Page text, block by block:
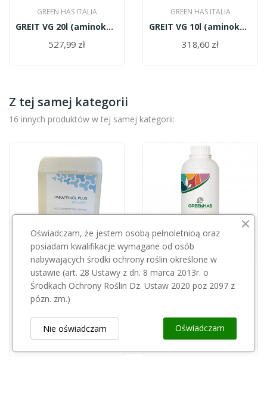
GREEN HAS ITALIA
GREIT VG 20l (aminokwasy roślinne)
527,99 zł
GREEN HAS ITALIA
GREIT VG 10l (aminokwasy roślinne)
318,60 zł
Z tej samej kategorii
16 innych produktów w tej samej kategorii:
Olej Parafinol 20l
260,00 zł
Przepraszamy, ten produkt
jest niedostępny.
510,00 zł
Oświadczam, że jestem osobą pełnoletnioą oraz
posiadam kwalifikacje wymagane od osób
nabywających środki ochrony roślin określone w
ustawie (art. 28 Ustawy z dn. 8 marca 2013r. o
Środkach Ochrony Roślin Dz. Ustaw 2020 poz 2097 z
pózn. zm.)
Oświadczam
Nie oświadczam